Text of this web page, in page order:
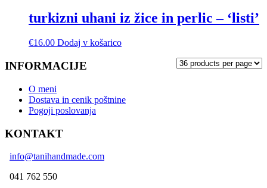
turkizni uhani iz žice in perlic – ‘listi’
€16.00 Dodaj v košarico
INFORMACIJE
O meni
Dostava in cenik poštnine
Pogoji poslovanja
KONTAKT
info@tanihandmade.com
041 762 550